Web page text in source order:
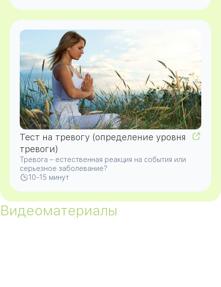
Тест на тревогу (определение уровня
тревоги)
Тревога – естественная реакция на события или
серьезное заболевание?
10-15 минут
Видеоматериалы